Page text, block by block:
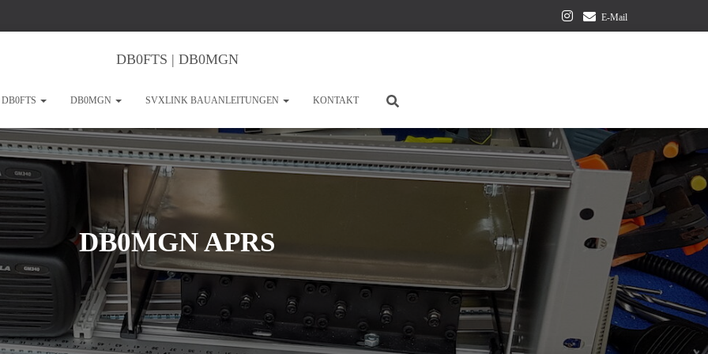
E-Mail
DB0FTS | DB0MGN
DB0FTS DB0MGN SVXLINK BAUANLEITUNGEN KONTAKT
DB0MGN APRS